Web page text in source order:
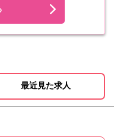
最近見た求人